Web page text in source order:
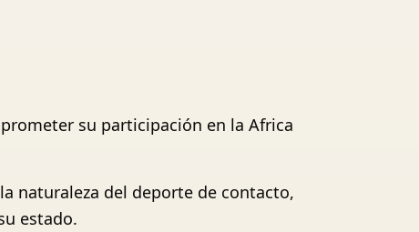
su participación en la Africa
naturaleza del deporte de contacto,
estado.